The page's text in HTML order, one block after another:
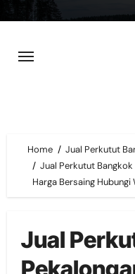
content
Home
Jual Perkutut
Jual Perkutut
Harga Bersaing Hubungi
Jual